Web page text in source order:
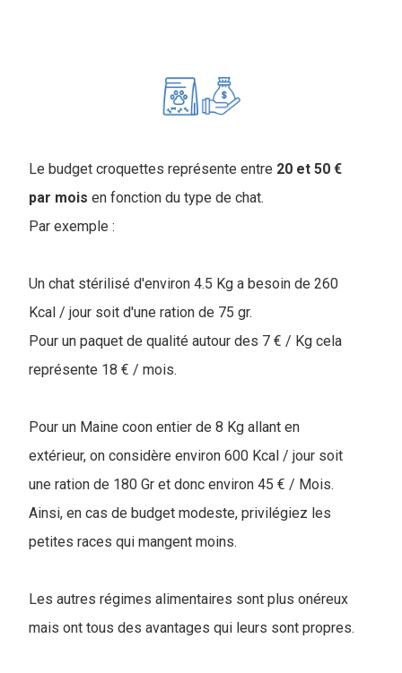
Le budget croquettes représente entre 20 et 50 €
par mois en fonction du type de chat.
Par exemple :
Un chat stérilisé d'environ 4.5 Kg a besoin de 260
Kcal / jour soit d'une ration de 75 gr.
Pour un paquet de qualité autour des 7 € / Kg cela
représente 18 € / mois.
Pour un Maine coon entier de 8 Kg allant en
extérieur, on considère environ 600 Kcal / jour soit
une ration de 180 Gr et donc environ 45 € / Mois.
Ainsi, en cas de budget modeste, privilégiez les
petites races qui mangent moins.
Les autres régimes alimentaires sont plus onéreux
mais ont tous des avantages qui leurs sont propres.